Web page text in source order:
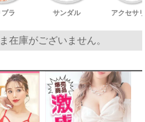
ラ サンダル アクセサ
在庫がございません。